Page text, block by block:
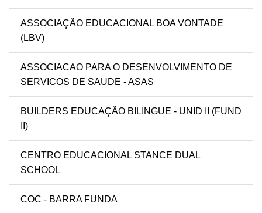
ASSOCIAÇÃO EDUCACIONAL BOA VONTADE
(LBV)
ASSOCIACAO PARA O DESENVOLVIMENTO DE
SERVICOS DE SAUDE - ASAS
BUILDERS EDUCAÇÃO BILINGUE - UNID II (FUND
II)
CENTRO EDUCACIONAL STANCE DUAL
SCHOOL
COC - BARRA FUNDA